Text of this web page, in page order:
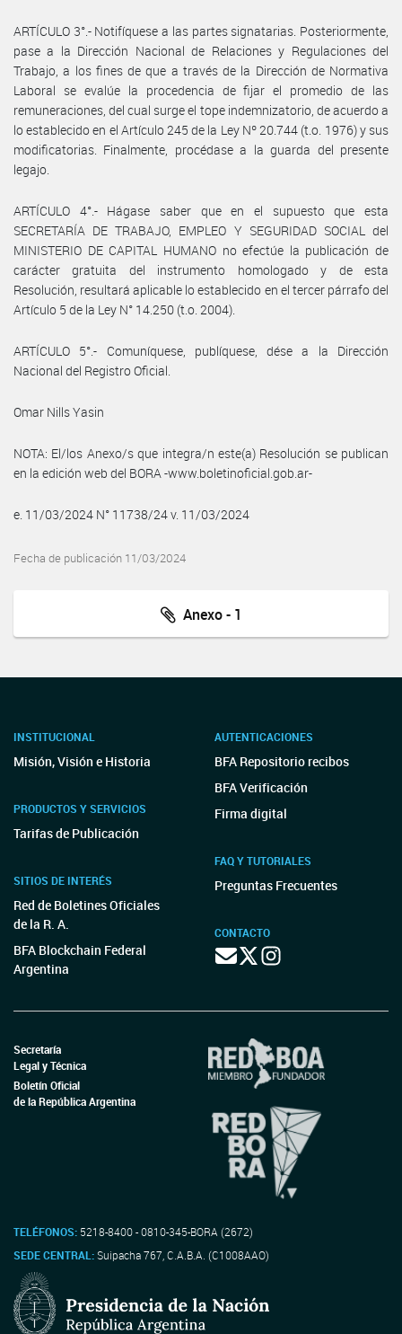
ARTÍCULO 3°.- Notifíquese a las partes signatarias. Posteriormente,
pase a la Dirección Nacional de Relaciones y Regulaciones del
Trabajo, a los fines de que a través de la Dirección de Normativa
Laboral se evalúe la procedencia de fijar el promedio de las
remuneraciones, del cual surge el tope indemnizatorio, de acuerdo a
lo establecido en el Artículo 245 de la Ley Nº 20.744 (t.o. 1976) y sus
modificatorias. Finalmente, procédase a la guarda del presente
legajo.
ARTÍCULO 4°.- Hágase saber que en el supuesto que esta
SECRETARÍA DE TRABAJO, EMPLEO Y SEGURIDAD SOCIAL del
MINISTERIO DE CAPITAL HUMANO no efectúe la publicación de
carácter gratuita del instrumento homologado y de esta
Resolución, resultará aplicable lo establecido en el tercer párrafo del
Artículo 5 de la Ley N° 14.250 (t.o. 2004).
ARTÍCULO 5°.- Comuníquese, publíquese, dése a la Dirección
Nacional del Registro Oficial.
Omar Nills Yasin
NOTA: El/los Anexo/s que integra/n este(a) Resolución se publican
en la edición web del BORA -www.boletinoficial.gob.ar-
e. 11/03/2024 N° 11738/24 v. 11/03/2024
Fecha de publicación 11/03/2024
Anexo - 1
INSTITUCIONAL
Misión, Visión e Historia
PRODUCTOS Y SERVICIOS
Tarifas de Publicación
SITIOS DE INTERÉS
Red de Boletines Oficiales
de la R. A.
BFA Blockchain Federal
Argentina
AUTENTICACIONES
BFA Repositorio recibos
BFA Verificación
Firma digital
FAQ Y TUTORIALES
Preguntas Frecuentes
CONTACTO
Secretaría
Legal y Técnica
Boletín Oficial
de la República Argentina
TELÉFONOS: 5218-8400 - 0810-345-BORA (2672)
SEDE CENTRAL:Suipacha 767, C.A.B.A. (C1008AAO)